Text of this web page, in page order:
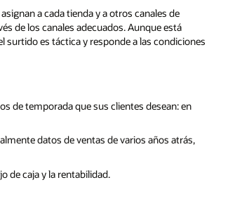
a cada tienda y a otros canales de
de los canales adecuados. Aunque está
surtido es táctica y responde a las condiciones
de temporada que sus clientes desean: en
datos de ventas de varios años atrás,
de caja y la rentabilidad.